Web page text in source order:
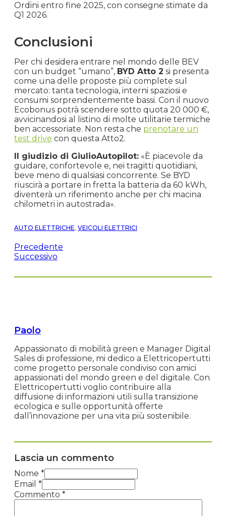
Ordini entro fine 2025, con consegne stimate da
Q1 2026.
Conclusioni
Per chi desidera entrare nel mondo delle BEV
con un budget “umano”, BYD Atto 2 si presenta
come una delle proposte più complete sul
mercato: tanta tecnologia, interni spaziosi e
consumi sorprendentemente bassi. Con il nuovo
Ecobonus potrà scendere sotto quota 20 000 €,
avvicinandosi al listino di molte utilitarie termiche
ben accessoriate. Non resta che prenotare un
test drive con questa Atto2.
Il giudizio di GiulioAutopilot: «È piacevole da
guidare, confortevole e, nei tragitti quotidiani,
beve meno di qualsiasi concorrente. Se BYD
riuscirà a portare in fretta la batteria da 60 kWh,
diventerà un riferimento anche per chi macina
chilometri in autostrada».
AUTO ELETTRICHE, VEICOLI ELETTRICI
Precedente
Successivo
Paolo
Appassionato di mobilità green e Manager Digital
Sales di professione, mi dedico a Elettricopertutti
come progetto personale condiviso con amici
appassionati del mondo green e del digitale. Con
Elettricopertutti voglio contribuire alla
diffusione di informazioni utili sulla transizione
ecologica e sulle opportunità offerte
dall’innovazione per una vita più sostenibile.
Lascia un commento
Nome *
Email *
Commento *